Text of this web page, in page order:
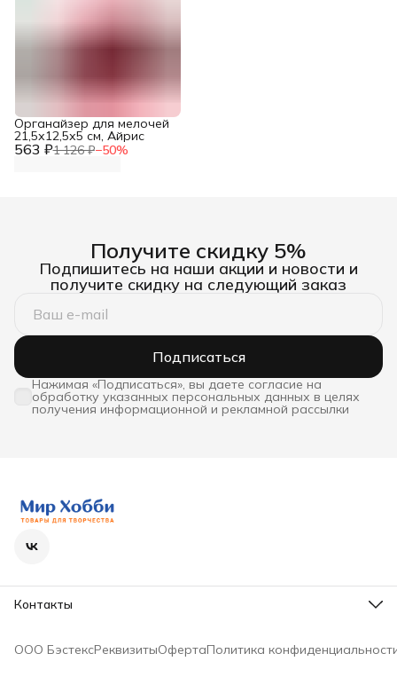
563 ₽1 126 ₽−50%
Органайзер для мелочей
21,5х12,5х5 см, Айрис
Получите скидку 5%
Подпишитесь на наши акции и новости и
получите скидку на следующий заказ
Подписаться
Нажимая «Подписаться», вы даете согласие на
обработку указанных персональных данных в целях
получения информационной и рекламной рассылки
Контакты
Режим работы
ООО БэстексРеквизитыОфертаПолитика